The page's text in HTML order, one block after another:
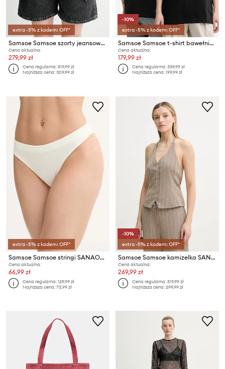
extra -5% z kodem: OFF*
Samsoe Samsoe szorty jeansowe SASHELLY
Cena aktualna:
279,99 zł
Cena regularna:519,99 zł
Najniższa cena:309,99 zł
-10%
extra -5% z kodem: OFF*
Samsoe Samsoe t-shirt bawełniany SANATURE
Cena aktualna:
179,99 zł
Cena regularna:339,99 zł
Najniższa cena:199,99 zł
extra -5% z kodem: OFF*
Samsoe Samsoe stringi SANAOMI
Cena aktualna:
66,99 zł
Cena regularna:129,99 zł
Najniższa cena:73,99 zł
-10%
extra -5% z kodem: OFF*
Samsoe Samsoe kamizelka SANEEM
Cena aktualna:
269,99 zł
Cena regularna:519,99 zł
Najniższa cena:299,99 zł